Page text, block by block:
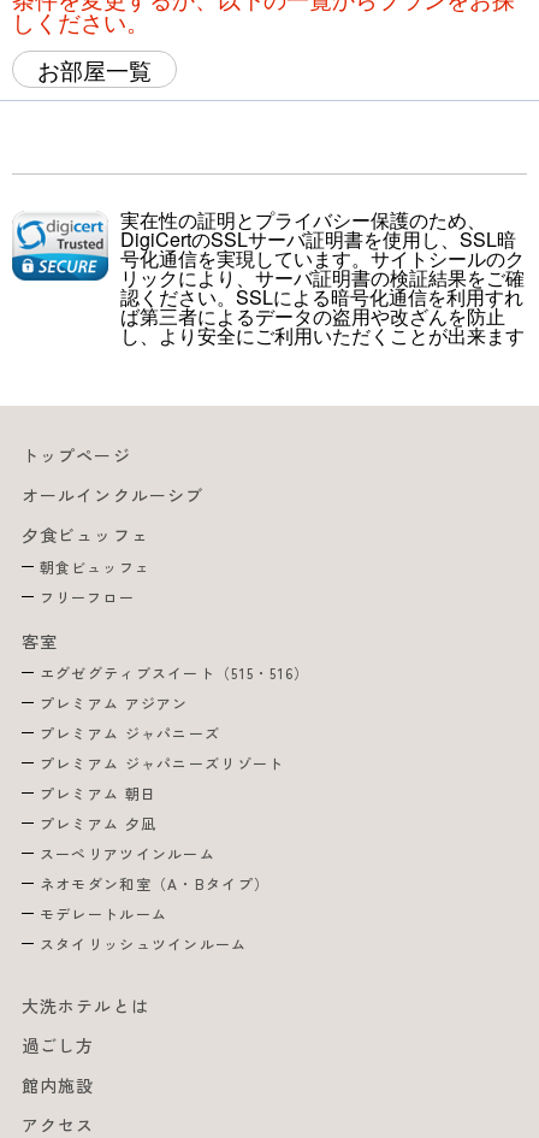
しください。
お部屋一覧
実在性の証明とプライバシー保護のため、
DigiCertのSSLサーバ証明書を使用し、SSL暗
号化通信を実現しています。サイトシールのク
リックにより、サーバ証明書の検証結果をご確
認ください。SSLによる暗号化通信を利用すれ
ば第三者によるデータの盗用や改ざんを防止
し、より安全にご利用いただくことが出来ます
トップページ
オールインクルーシブ
夕食ビュッフェ
朝食ビュッフェ
フリーフロー
客室
エグゼグティブスイート（515・516）
プレミアム アジアン
プレミアム ジャパニーズ
プレミアム ジャパニーズリゾート
プレミアム 朝日
プレミアム 夕凪
スーペリアツインルーム
ネオモダン和室（A・Bタイプ）
モデレートルーム
スタイリッシュツインルーム
大洗ホテルとは
過ごし方
館内施設
アクセス